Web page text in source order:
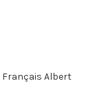
Français Albert